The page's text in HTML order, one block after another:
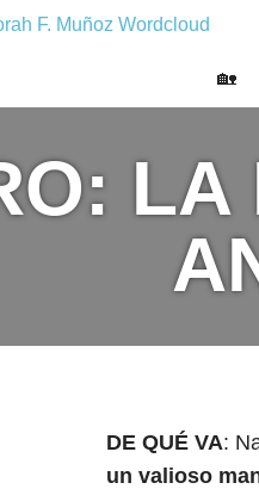
F.
🏡
LA
DE QUÉ VA:
un valioso